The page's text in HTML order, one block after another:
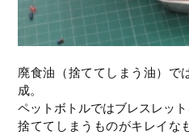
廃食油（捨ててしまう油）で
成。
ペットボトルではブレスレット
捨ててしまうものがキレイな